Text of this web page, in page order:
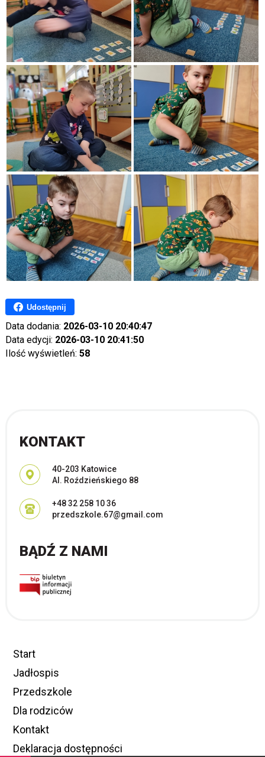
Udostępnij
Data dodania: 2026-03-10 20:40:47
Data edycji: 2026-03-10 20:41:50
Ilość wyświetleń: 58
KONTAKT
Adres pocztowy:
40-203 Katowice
Al. Roździeńskiego 88
+48 32 258 10 36
przedszkole.67@gmail.com
BĄDŹ Z NAMI
Start
Jadłospis
Przedszkole
Dla rodziców
Kontakt
Deklaracja dostępności